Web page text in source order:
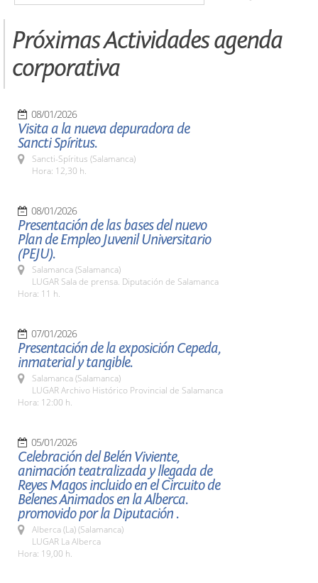
Próximas Actividades agenda
corporativa
08/01/2026
Visita a la nueva depuradora de
Sancti Spíritus.
Sancti-Spíritus (Salamanca)
Hora: 12,30 h.
08/01/2026
Presentación de las bases del nuevo
Plan de Empleo Juvenil Universitario
(PEJU).
Salamanca (Salamanca)
LUGAR Sala de prensa. Diputación de Salamanca
Hora: 11 h.
07/01/2026
Presentación de la exposición Cepeda,
inmaterial y tangible.
Salamanca (Salamanca)
LUGAR Archivo Histórico Provincial de Salamanca
Hora: 12:00 h.
05/01/2026
Celebración del Belén Viviente,
animación teatralizada y llegada de
Reyes Magos incluido en el Circuito de
Belenes Animados en la Alberca.
promovido por la Diputación .
Alberca (La) (Salamanca)
LUGAR La Alberca
Hora: 19,00 h.